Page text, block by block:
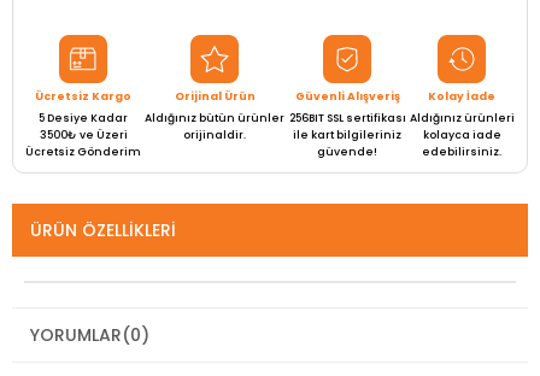
Ücretsiz Kargo
5 Desiye Kadar
3500₺ ve Üzeri
Ücretsiz Gönderim
Orijinal Ürün
Aldığınız bütün ürünler
orijinaldir.
Güvenli Alışveriş
256BIT SSL sertifikası
ile kart bilgileriniz
güvende!
Kolay İade
Aldığınız ürünleri
kolayca iade
edebilirsiniz.
ÜRÜN ÖZELLIKLERI
YORUMLAR(0)